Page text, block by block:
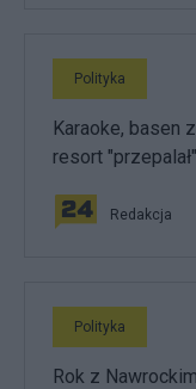
Polityka
Karaoke, basen
resort
Redakcja
Polityka
Rok z